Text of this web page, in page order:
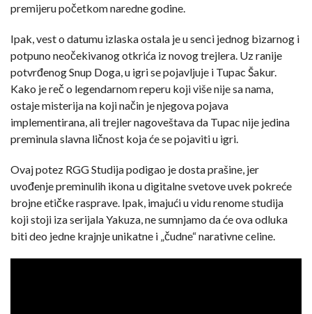
premijeru početkom naredne godine.
Ipak, vest o datumu izlaska ostala je u senci jednog bizarnog i
potpuno neočekivanog otkrića iz novog trejlera. Uz ranije
potvrđenog Snup Doga, u igri se pojavljuje i Tupac Šakur.
Kako je reč o legendarnom reperu koji više nije sa nama,
ostaje misterija na koji način je njegova pojava
implementirana, ali trejler nagoveštava da Tupac nije jedina
preminula slavna ličnost koja će se pojaviti u igri.
Ovaj potez RGG Studija podigao je dosta prašine, jer
uvođenje preminulih ikona u digitalne svetove uvek pokreće
brojne etičke rasprave. Ipak, imajući u vidu renome studija
koji stoji iza serijala Yakuza, ne sumnjamo da će ova odluka
biti deo jedne krajnje unikatne i „čudne“ narativne celine.